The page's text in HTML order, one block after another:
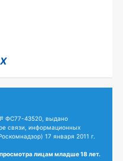
ФС77-43520, выдано
связи, информационных
17 января 2011 г.
лицам младше 18 лет.